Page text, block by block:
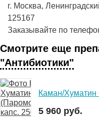
г. Москва,
125167
Заказывайте по
Смотрите еще
"Антибиотики"
Каман/
5 960 руб.